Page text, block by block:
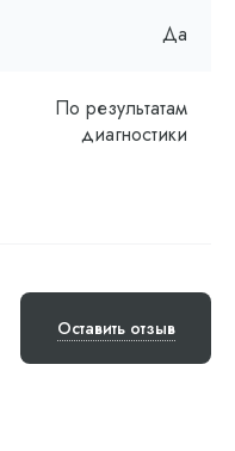
Да
По результатам
диагностики
Оставить отзыв